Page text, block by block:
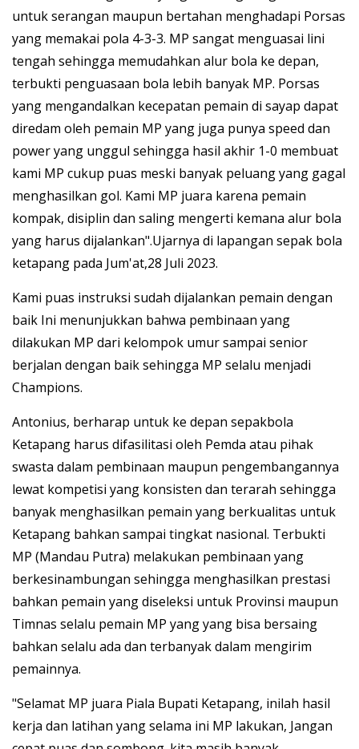
untuk serangan maupun bertahan menghadapi Porsas
yang memakai pola 4-3-3. MP sangat menguasai lini
tengah sehingga memudahkan alur bola ke depan,
terbukti penguasaan bola lebih banyak MP. Porsas
yang mengandalkan kecepatan pemain di sayap dapat
diredam oleh pemain MP yang juga punya speed dan
power yang unggul sehingga hasil akhir 1-0 membuat
kami MP cukup puas meski banyak peluang yang gagal
menghasilkan gol. Kami MP juara karena pemain
kompak, disiplin dan saling mengerti kemana alur bola
yang harus dijalankan".Ujarnya di lapangan sepak bola
ketapang pada Jum'at,28 Juli 2023.
Kami puas instruksi sudah dijalankan pemain dengan
baik Ini menunjukkan bahwa pembinaan yang
dilakukan MP dari kelompok umur sampai senior
berjalan dengan baik sehingga MP selalu menjadi
Champions.
Antonius, berharap untuk ke depan sepakbola
Ketapang harus difasilitasi oleh Pemda atau pihak
swasta dalam pembinaan maupun pengembangannya
lewat kompetisi yang konsisten dan terarah sehingga
banyak menghasilkan pemain yang berkualitas untuk
Ketapang bahkan sampai tingkat nasional. Terbukti
MP (Mandau Putra) melakukan pembinaan yang
berkesinambungan sehingga menghasilkan prestasi
bahkan pemain yang diseleksi untuk Provinsi maupun
Timnas selalu pemain MP yang yang bisa bersaing
bahkan selalu ada dan terbanyak dalam mengirim
pemainnya.
"Selamat MP juara Piala Bupati Ketapang, inilah hasil
kerja dan latihan yang selama ini MP lakukan, Jangan